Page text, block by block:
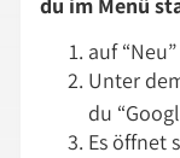
auf
Unter
du
Es öffnet